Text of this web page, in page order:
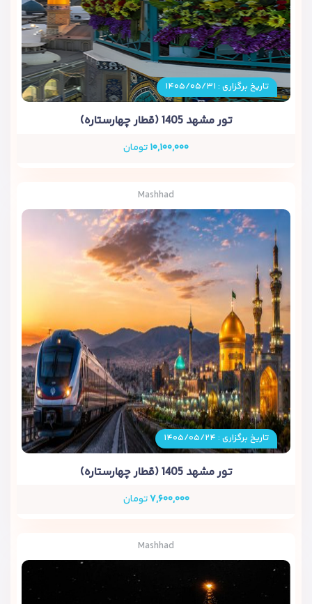
تاریخ برگزاری : ۱۴۰۵/۰۵/۳۱
تور مشهد 1405 (قطار چهارستاره)
۱۰,۱۰۰,۰۰۰تومان
Mashhad
تاریخ برگزاری : ۱۴۰۵/۰۵/۲۴
تور مشهد 1405 (قطار چهارستاره)
۷,۶۰۰,۰۰۰تومان
Mashhad